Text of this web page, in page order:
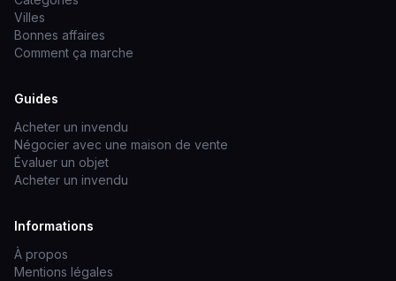
Villes
Bonnes affaires
Comment ça marche
Guides
Acheter un invendu
Négocier avec une maison de vente
Évaluer un objet
Acheter un invendu
Informations
À propos
Mentions légales